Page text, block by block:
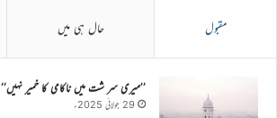
مقبول حال ہی میں
’’میری سر شت میں ناکامی کا خمیر نہیں‘‘
29 جولائی 2025ء